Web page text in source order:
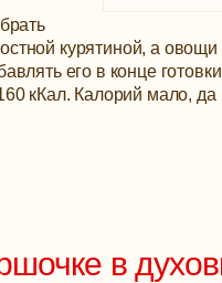
курятиной, а овощи
его в конце
кКал. Калорий мало, да
в